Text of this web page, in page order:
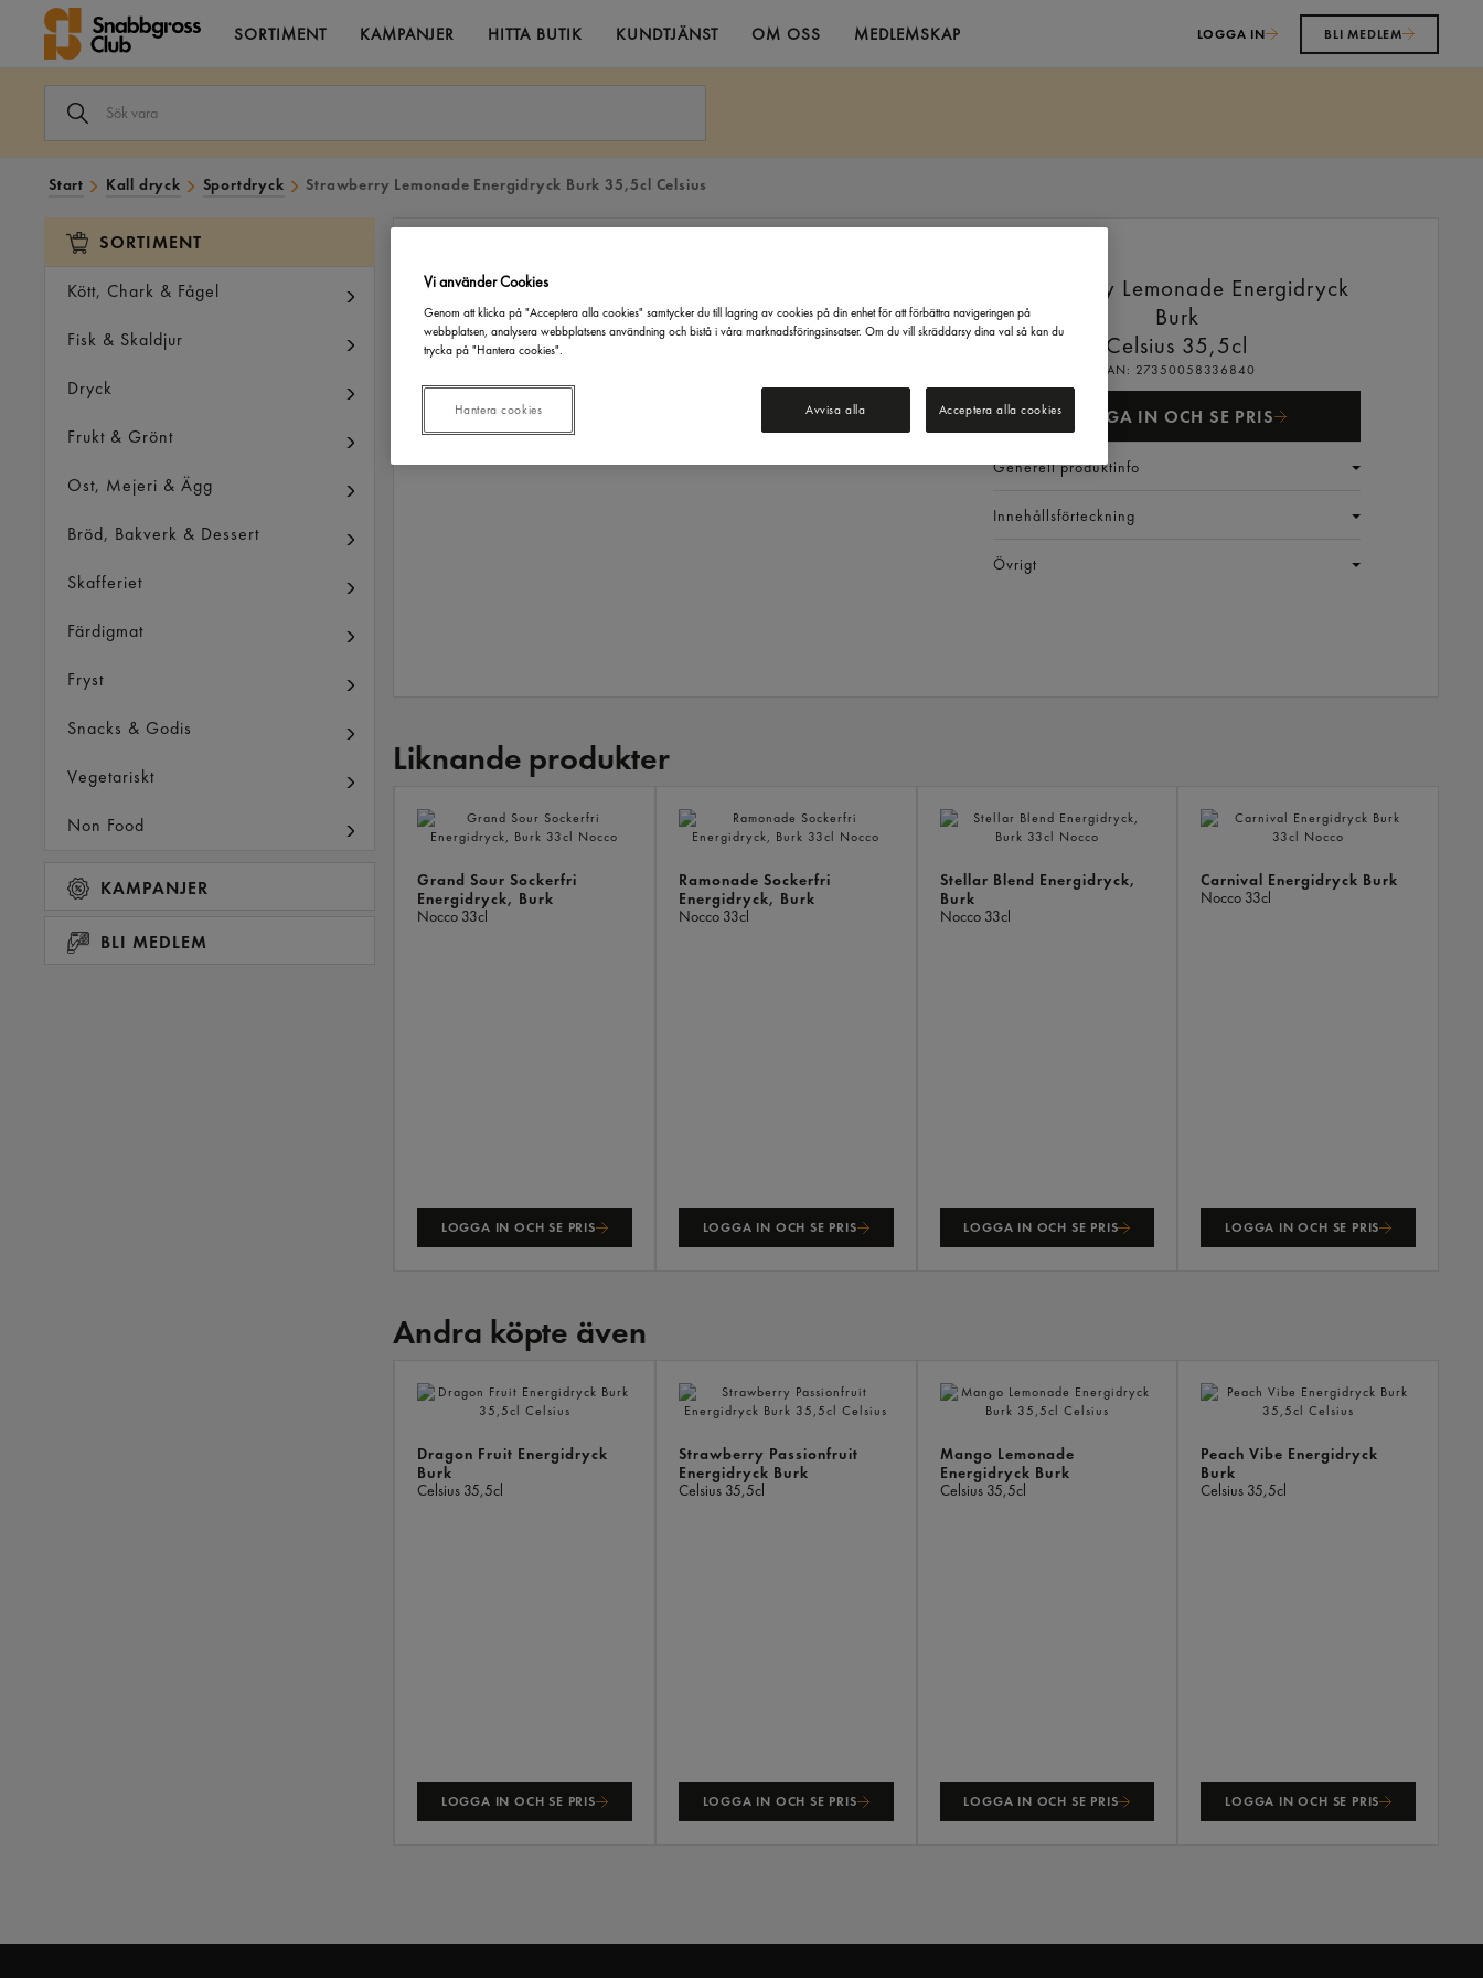
SORTIMENT KAMPANJER HITTA BUTIK KUNDTJÄNST OM OSS MEDLEMSKAP LOGGA IN BLI MEDLEM
VARA
Start Kall dryck Sportdryck Strawberry Lemonade Energidryck Burk 35,5cl Celsius
SORTIMENT
Kött, Chark & Fågel
Fisk & Skaldjur
Dryck
Frukt & Grönt
Ost, Mejeri & Ägg
Bröd, Bakverk & Dessert
Skafferiet
Färdigmat
Fryst
Snacks & Godis
Vegetariskt
Non Food
KAMPANJER
BLI MEDLEM
Strawberry Lemonade Energidryck
Burk
Celsius 35,5cl
EAN: 27350058336840
LOGGA IN OCH SE PRIS
Generell produktinfo
Innehållsförteckning
Övrigt
Liknande produkter
Grand Sour Sockerfri
Energidryck, Burk
Nocco 33cl
LOGGA IN OCH SE PRIS
Ramonade Sockerfri
Energidryck, Burk
Nocco 33cl
LOGGA IN OCH SE PRIS
Stellar Blend Energidryck,
Burk
Nocco 33cl
LOGGA IN OCH SE PRIS
Carnival Energidryck Burk
Nocco 33cl
LOGGA IN OCH SE PRIS
Andra köpte även
Dragon Fruit Energidryck
Burk
Celsius 35,5cl
LOGGA IN OCH SE PRIS
Strawberry Passionfruit
Energidryck Burk
Celsius 35,5cl
LOGGA IN OCH SE PRIS
Mango Lemonade
Energidryck Burk
Celsius 35,5cl
LOGGA IN OCH SE PRIS
Peach Vibe Energidryck
Burk
Celsius 35,5cl
LOGGA IN OCH SE PRIS
Vi använder Cookies
Genom att klicka på "Acceptera alla cookies" samtycker du till lagring av cookies på din enhet för att förbättra navigeringen på
webbplatsen, analysera webbplatsens användning och bistå i våra marknadsföringsinsatser. Om du vill skräddarsy dina val så kan du
trycka på "Hantera cookies".
Avvisa alla Acceptera alla cookies
Hantera cookies